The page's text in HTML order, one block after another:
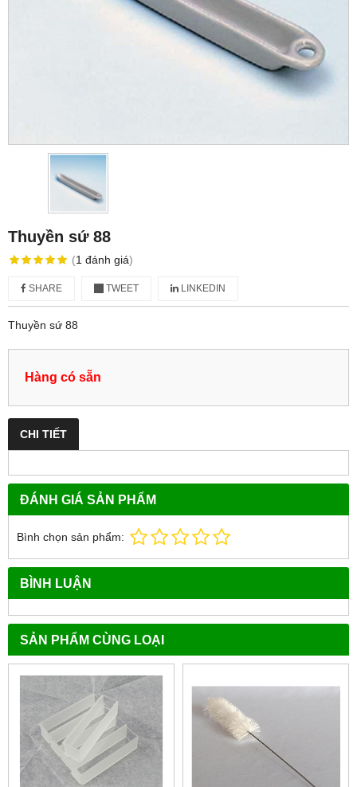
Thuyền sứ 88
(1 đánh giá)
SHARE TWEET LINKEDIN
Thuyền sứ 88
Hàng có sẵn
CHI TIẾT
ĐÁNH GIÁ SẢN PHẨM
Bình chọn sản phẩm:
BÌNH LUẬN
SẢN PHẨM CÙNG LOẠI